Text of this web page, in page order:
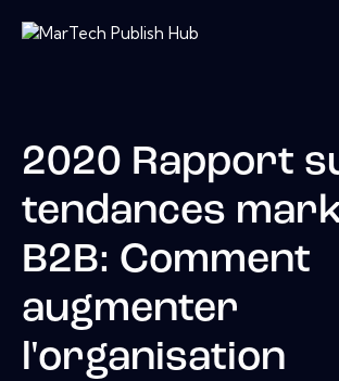
2020 Rapport
tendances
B2B: Comment
augmenter
l'organisation